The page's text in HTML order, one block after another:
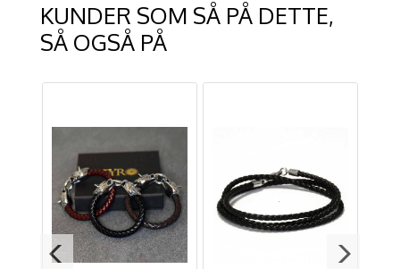
KUNDER SOM SÅ PÅ DETTE,
SÅ OGSÅ PÅ